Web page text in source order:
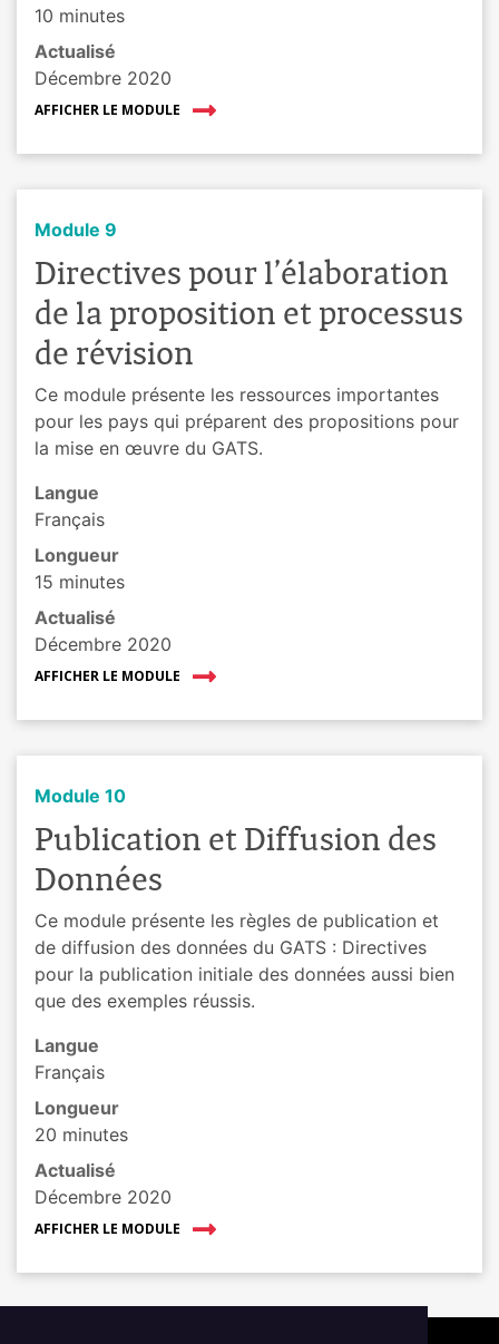
10 minutes
Actualisé
Décembre 2020
AFFICHER LE MODULE
Module 9
Directives pour l’élaboration
de la proposition et processus
de révision
Ce module présente les ressources importantes
pour les pays qui préparent des propositions pour
la mise en œuvre du GATS.
Langue
Français
Longueur
15 minutes
Actualisé
Décembre 2020
AFFICHER LE MODULE
Module 10
Publication et Diffusion des
Données
Ce module présente les règles de publication et
de diffusion des données du GATS : Directives
pour la publication initiale des données aussi bien
que des exemples réussis.
Langue
Français
Longueur
20 minutes
Actualisé
Décembre 2020
AFFICHER LE MODULE